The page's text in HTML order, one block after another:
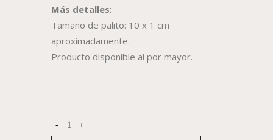
Más detalles:
Tamaño de palito: 10 x 1 cm
aproximadamente.
Producto disponible al por mayor.